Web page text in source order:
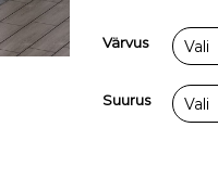
Värvus
Suurus